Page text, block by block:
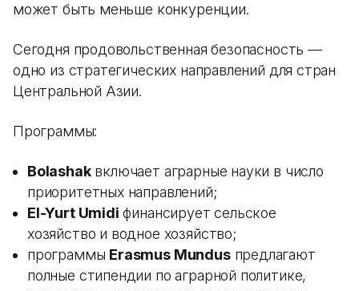
может быть меньше конкуренции.
Сегодня продовольственная безопасность —
одно из стратегических направлений для стран
Центральной Азии.
Программы:
Bolashakвключает аграрные науки в число
приоритетных направлений;
El-Yurt Umidi финансирует сельское
хозяйство и водное хозяйство;
программы Erasmus Mundusпредлагают
полные стипендии по аграрной политике,